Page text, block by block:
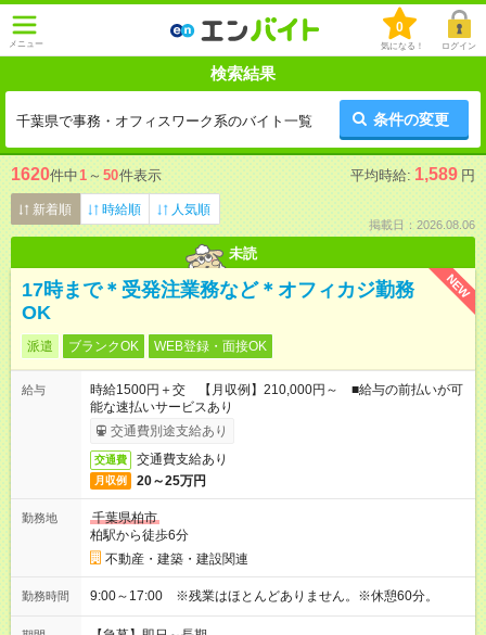
メニュー
0
気になる！ ログイン
検索結果
千葉県で事務・オフィスワーク系のバイト一覧 条件の変更
1620件中1 ～ 50件表示 平均時給: 1,589 円
新着順 時給順 人気順
掲載日：2026.08.06
未読
NEW
17時まで＊受発注業務など＊オフィカジ勤務
OK
派遣 ブランクOK WEB登録・面接OK
給与
時給1500円＋交 【月収例】210,000円～ ■給与の前払いが可
能な速払いサービスあり
交通費別途支給あり
交通費 交通費支給あり
月収例 20～25万円
勤務地
千葉県柏市
柏駅から徒歩6分
不動産・建築・建設関連
勤務時間 9:00～17:00 ※残業はほとんどありません。※休憩60分。